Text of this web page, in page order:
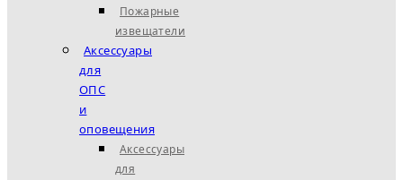
Пожарные
извещатели
Аксессуары
для
ОПС
и
оповещения
Аксессуары
для